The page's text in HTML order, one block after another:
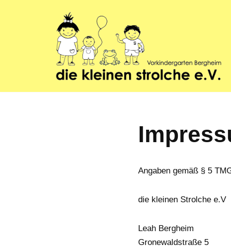
Angaben gemäß § 5
die kleinen Strolche e.V
Leah Bergheim
Gronewaldstraße 5